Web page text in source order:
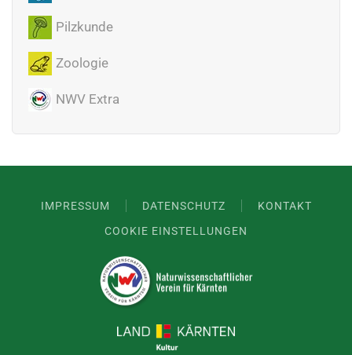
Pilzkunde
Zoologie
NWV Extra
IMPRESSUM DATENSCHUTZ
KONTAKT
COOKIE EINSTELLUNGEN